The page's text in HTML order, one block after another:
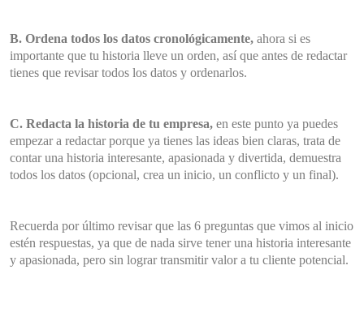
B. Ordena todos los datos cronológicamente, ahora si es
importante que tu historia lleve un orden, así que antes de redactar
tienes que revisar todos los datos y ordenarlos.
C. Redacta la historia de tu empresa, en este punto ya puedes
empezar a redactar porque ya tienes las ideas bien claras, trata de
contar una historia interesante, apasionada y divertida, demuestra
todos los datos (opcional, crea un inicio, un conflicto y un final).
Recuerda por último revisar que las 6 preguntas que vimos al inicio
estén respuestas, ya que de nada sirve tener una historia interesante
y apasionada, pero sin lograr transmitir valor a tu cliente potencial.